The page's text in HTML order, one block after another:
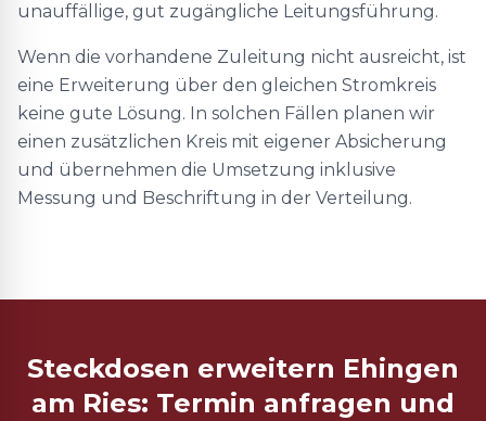
unauffällige, gut zugängliche Leitungsführung.
Wenn die vorhandene Zuleitung nicht ausreicht, ist
eine Erweiterung über den gleichen Stromkreis
keine gute Lösung. In solchen Fällen planen wir
einen zusätzlichen Kreis mit eigener Absicherung
und übernehmen die Umsetzung inklusive
Messung und Beschriftung in der Verteilung.
Steckdosen erweitern Ehingen
am Ries: Termin anfragen und